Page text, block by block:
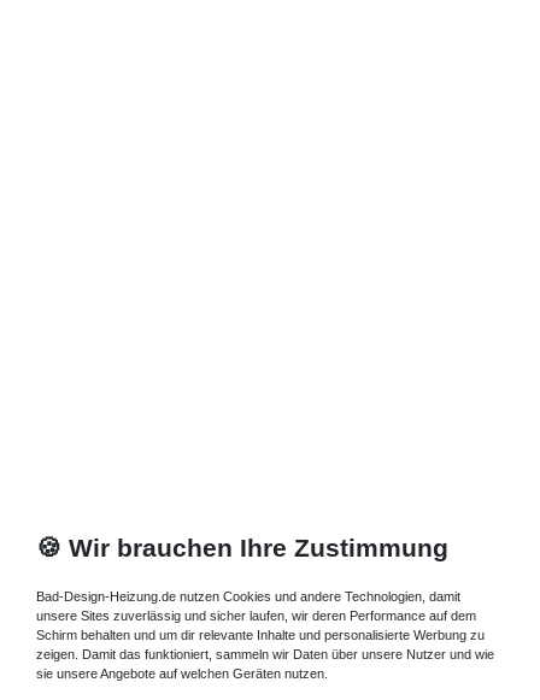
🍪 Wir brauchen Ihre Zustimmung
Bad-Design-Heizung.de nutzen Cookies und andere Technologien, damit
unsere Sites zuverlässig und sicher laufen, wir deren Performance auf dem
Schirm behalten und um dir relevante Inhalte und personalisierte Werbung zu
zeigen. Damit das funktioniert, sammeln wir Daten über unsere Nutzer und wie
sie unsere Angebote auf welchen Geräten nutzen.